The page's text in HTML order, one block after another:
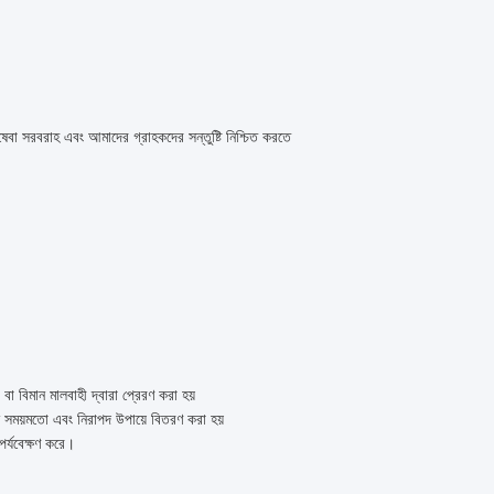
সরবরাহ এবং আমাদের গ্রাহকদের সন্তুষ্টি নিশ্চিত করতে
বিমান মালবাহী দ্বারা প্রেরণ করা হয়
সময়মতো এবং নিরাপদ উপায়ে বিতরণ করা হয়
করে।